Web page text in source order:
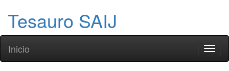
Tesauro SAIJ
Inicio